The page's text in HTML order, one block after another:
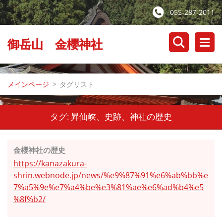
055-287-2011
御岳山 金櫻神社
メインページ > タグリスト
タグ: 昇仙峡、史跡、神社の歴史
金櫻神社の歴史
https://kanazakura-
shrin.webnode.jp/news/%e9%87%91%e6%ab%bb%e
7%a5%9e%e7%a4%be%e3%81%ae%e6%ad%b4%e5
%8f%b2/